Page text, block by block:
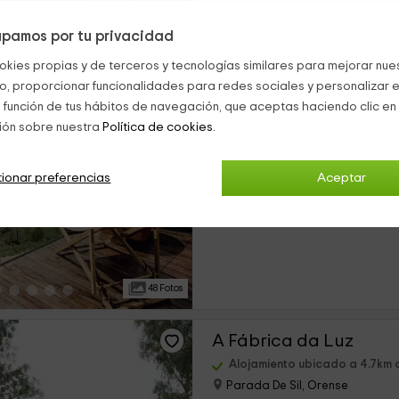
por tu privacidad
propias y de terceros y tecnologías similares para mejorar
proporcionar funcionalidades para redes sociales y personalizar
de tus hábitos de navegación, que aceptas haciendo clic
sobre nuestra Política de cookies.
Aceptar
preferencias
48 Fotos
Casiñas do Sil
0 opiniones
A Fábrica da Luz
Alojamiento ubicado a 4.7km
Parada De Sil, Orense